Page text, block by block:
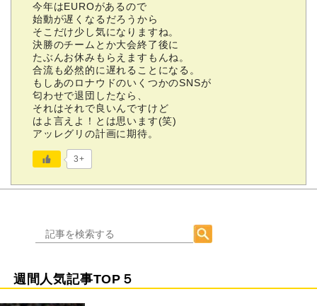
今年はEUROがあるので
始動が遅くなるだろうから
そこだけ少し気になりますね。
決勝のチームとか大会終了後に
たぶんお休みもらえますもんね。
合流も必然的に遅れることになる。
もしあのロナウドのいくつかのSNSが
匂わせで退団したなら、
それはそれで良いんですけど
はよ言えよ！とは思います(笑)
アッレグリの計画に期待。
3+
週間人気記事TOP５